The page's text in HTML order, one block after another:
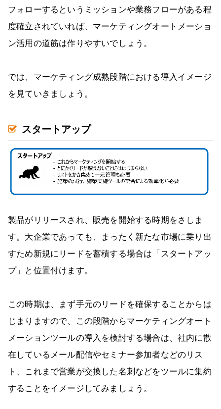
フォローするというミッションや業務フローがある程
度確立されていれば、マーケティングオートメーショ
ン活用の道筋は作りやすいでしょう。
では、マーケティング成熟段階における導入イメージ
を見ていきましょう。
スタートアップ
製品がリリースされ、販売を開始する時期をさしま
す。大企業であっても、まったく新たな市場に乗り出
すため新規にリードを蓄積する場合は「スタートアッ
プ」と位置付けます。
この時期は、まず手元のリードを確保することからは
じまりますので、この段階からマーケティングオート
メーションツールの導入を検討する場合は、社内に散
在しているメール配信やセミナー参加者などのリス
ト、これまで営業が交換した名刺などをツールに集約
することをイメージしてみましょう。